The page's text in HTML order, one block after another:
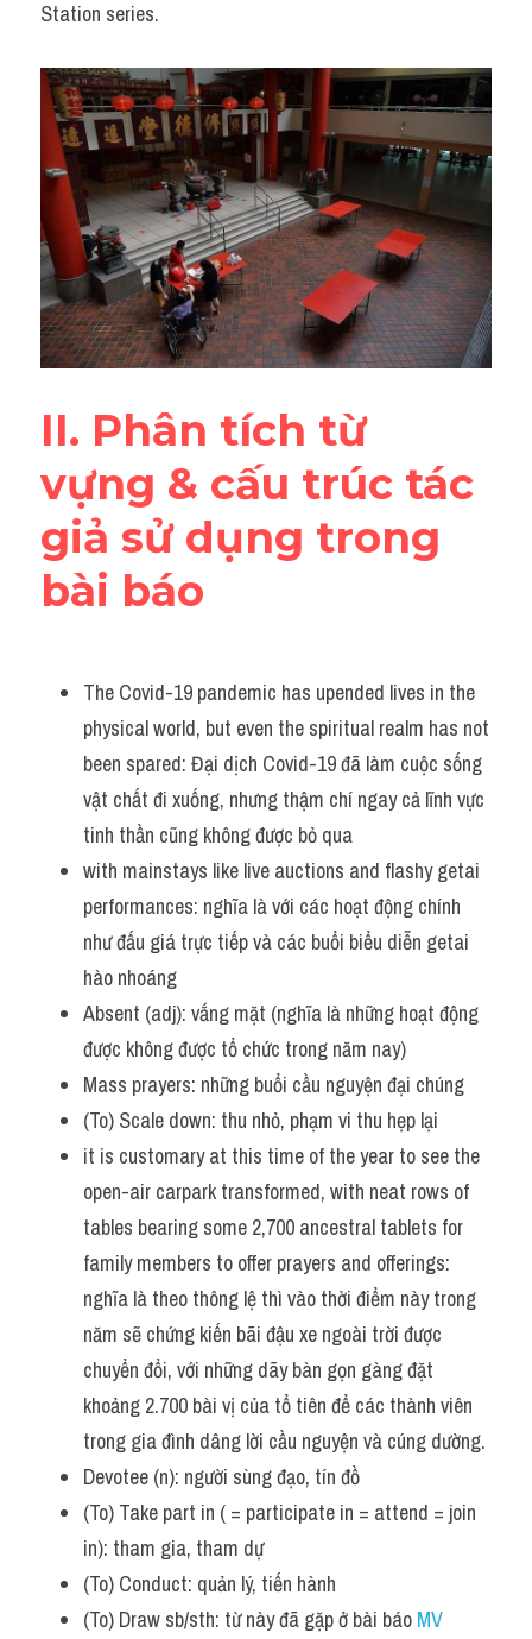
Station series.
II. Phân tích từ
vựng & cấu trúc tác
giả sử dụng trong
bài báo
The Covid-19 pandemic has upended lives in the
physical world, but even the spiritual realm has not
been spared: Đại dịch Covid-19 đã làm cuộc sống
vật chất đi xuống, nhưng thậm chí ngay cả lĩnh vực
tinh thần cũng không được bỏ qua
with mainstays like live auctions and flashy getai
performances: nghĩa là với các hoạt động chính
như đấu giá trực tiếp và các buổi biểu diễn getai
hào nhoáng
Absent (adj): vắng mặt (nghĩa là những hoạt động
được không được tổ chức trong năm nay)
Mass prayers: những buổi cầu nguyện đại chúng
(To) Scale down: thu nhỏ, phạm vi thu hẹp lại
it is customary at this time of the year to see the
open-air carpark transformed, with neat rows of
tables bearing some 2,700 ancestral tablets for
family members to offer prayers and offerings:
nghĩa là theo thông lệ thì vào thời điểm này trong
năm sẽ chứng kiến bãi đậu xe ngoài trời được
chuyển đổi, với những dãy bàn gọn gàng đặt
khoảng 2.700 bài vị của tổ tiên để các thành viên
trong gia đình dâng lời cầu nguyện và cúng dường.
Devotee (n): người sùng đạo, tín đồ
(To) Take part in ( = participate in = attend = join
in): tham gia, tham dự
(To) Conduct: quản lý, tiến hành
(To) Draw sb/sth: từ này đã gặp ở bài báo MV